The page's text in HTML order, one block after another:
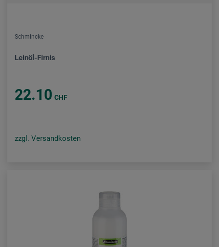
Schmincke
Leinöl-Firnis
22.10 CHF
zzgl. Versandkosten